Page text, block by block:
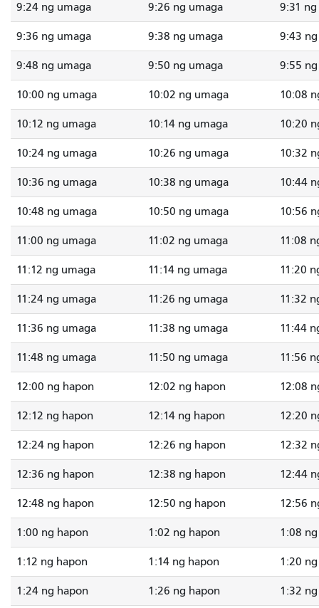
9:24 ng umaga 9:26 ng umaga 9:31
9:36 ng umaga 9:38 ng umaga 9:43
9:48 ng umaga 9:50 ng umaga 9:55
10:00 ng umaga 10:02 ng umaga 10:08
10:12 ng umaga 10:14 ng umaga 10:20
10:24 ng umaga 10:26 ng umaga 10:32
10:36 ng umaga 10:38 ng umaga 10:44
10:48 ng umaga 10:50 ng umaga 10:56
11:00 ng umaga 11:02 ng umaga 11:08
11:12 ng umaga 11:14 ng umaga 11:20
11:24 ng umaga 11:26 ng umaga 11:32
11:36 ng umaga 11:38 ng umaga 11:44
11:48 ng umaga 11:50 ng umaga 11:56
12:00 ng hapon 12:02 ng hapon 12:08
12:12 ng hapon 12:14 ng hapon 12:20
12:24 ng hapon 12:26 ng hapon 12:32
12:36 ng hapon 12:38 ng hapon 12:44
12:48 ng hapon 12:50 ng hapon 12:56
1:00 ng hapon 1:02 ng hapon 1:08
1:12 ng hapon 1:14 ng hapon 1:20
1:24 ng hapon 1:26 ng hapon 1:32